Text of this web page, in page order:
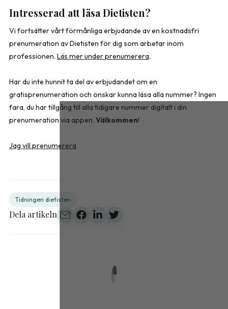
Intresserad att läsa Dietisten?
Vi fortsätter vårt förmånliga erbjudande av en kostnadsfri
prenumeration av Dietisten för dig som arbetar inom
professionen. Läs mer under prenumerera.
Har du inte hunnit ta del av erbjudandet om en
gratisprenumeration och önskar kunna läsa alla nummer? Ingen
fara, du har tillgång till alla tidigare nummer digitalt i din
prenumeration via appen. Välkommen!
Jag vill prenumerera
Tidningen dietisten
Dela artikeln